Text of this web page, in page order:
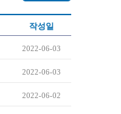
작성일
2022-06-03
2022-06-03
2022-06-02